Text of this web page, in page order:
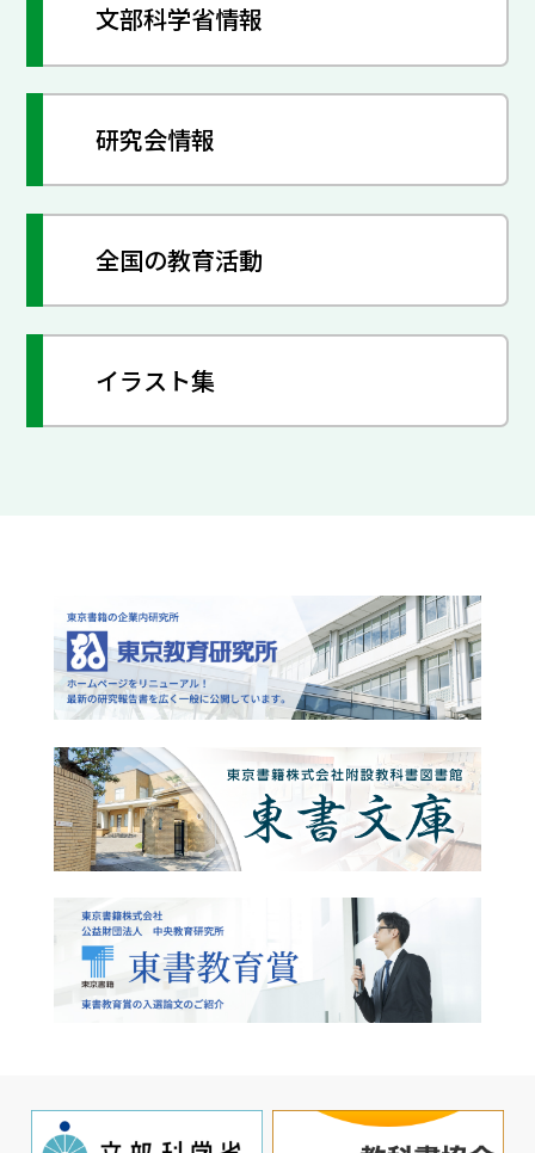
文部科学省情報
研究会情報
全国の教育活動
イラスト集